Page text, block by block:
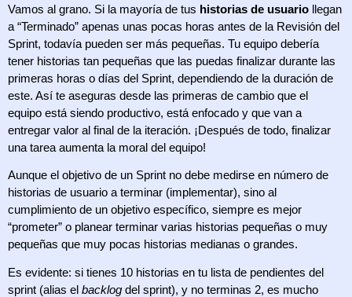
Vamos al grano. Si la mayoría de tus historias de usuario llegan
a “Terminado” apenas unas pocas horas antes de la Revisión del
Sprint, todavía pueden ser más pequeñas. Tu equipo debería
tener historias tan pequeñas que las puedas finalizar durante las
primeras horas o días del Sprint, dependiendo de la duración de
este. Así te aseguras desde las primeras de cambio que el
equipo está siendo productivo, está enfocado y que van a
entregar valor al final de la iteración. ¡Después de todo, finalizar
una tarea aumenta la moral del equipo!
Aunque el objetivo de un Sprint no debe medirse en número de
historias de usuario a terminar (implementar), sino al
cumplimiento de un objetivo específico, siempre es mejor
“prometer” o planear terminar varias historias pequeñas o muy
pequeñas que muy pocas historias medianas o grandes.
Es evidente: si tienes 10 historias en tu lista de pendientes del
sprint (alias el backlog del sprint), y no terminas 2, es mucho